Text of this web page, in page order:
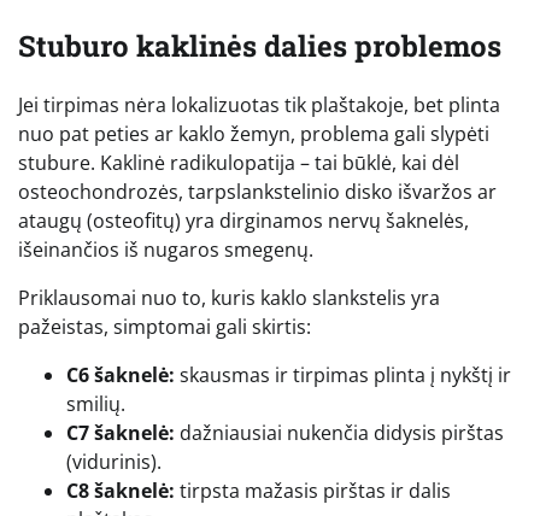
Stuburo kaklinės dalies problemos
Jei tirpimas nėra lokalizuotas tik plaštakoje, bet plinta
nuo pat peties ar kaklo žemyn, problema gali slypėti
stubure. Kaklinė radikulopatija – tai būklė, kai dėl
osteochondrozės, tarpslankstelinio disko išvaržos ar
ataugų (osteofitų) yra dirginamos nervų šaknelės,
išeinančios iš nugaros smegenų.
Priklausomai nuo to, kuris kaklo slankstelis yra
pažeistas, simptomai gali skirtis:
C6 šaknelė: skausmas ir tirpimas plinta į nykštį ir
smilių.
C7 šaknelė: dažniausiai nukenčia didysis pirštas
(vidurinis).
C8 šaknelė: tirpsta mažasis pirštas ir dalis